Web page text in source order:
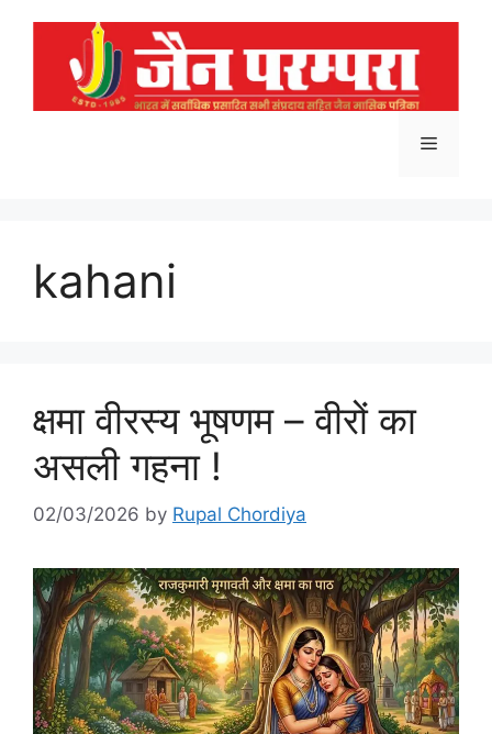
Menu
kahani
क्षमा वीरस्य भूषणम – वीरों का
असली गहना !
02/03/2026 by Rupal Chordiya